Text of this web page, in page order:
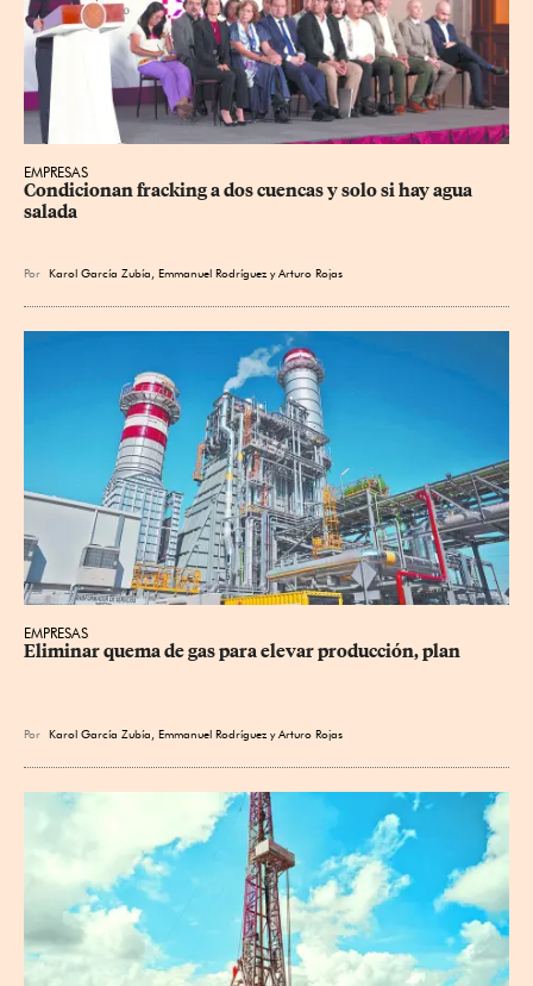
EMPRESAS
Condicionan fracking a dos cuencas y solo si hay agua
salada
Por Karol García Zubía, Emmanuel Rodríguez yArturo Rojas
EMPRESAS
Eliminar quema de gas para elevar producción, plan
Por Karol García Zubía Emmanuel Rodríguez yArturo Rojas